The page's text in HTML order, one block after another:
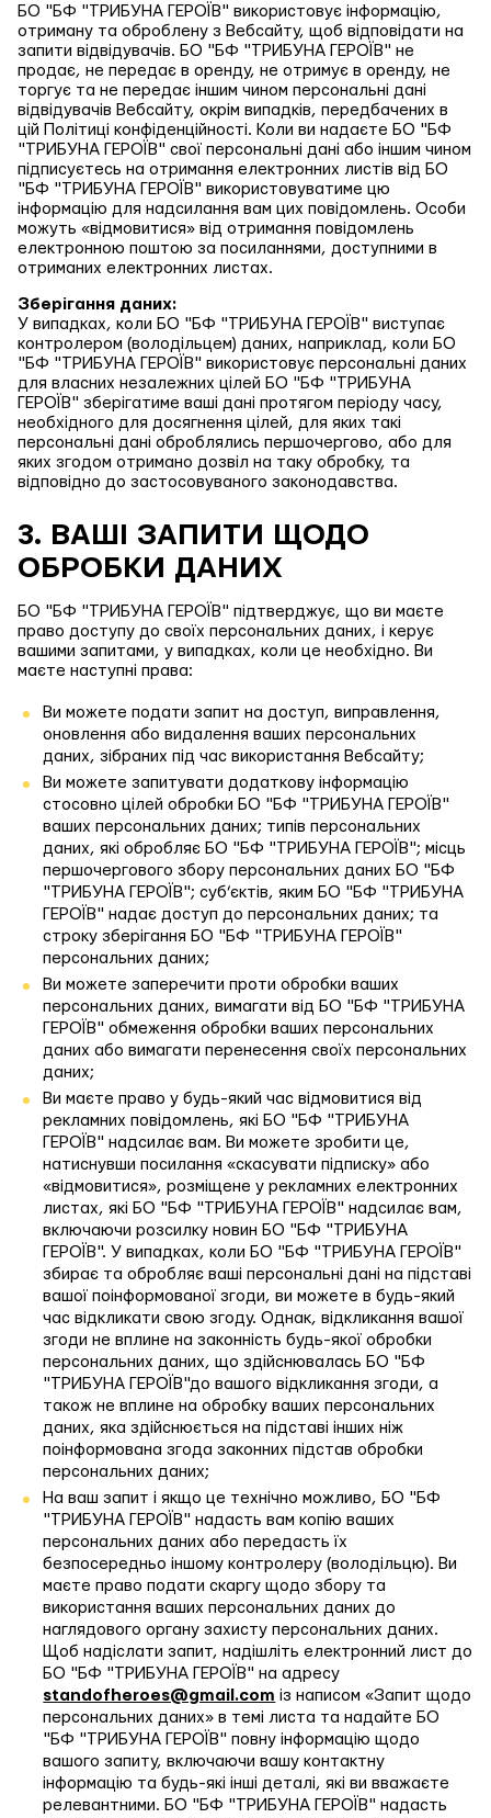
БО "БФ "ТРИБУНА ГЕРОЇВ" використовує інформацію,
отриману та оброблену з Вебсайту, щоб відповідати на
запити відвідувачів. БО "БФ "ТРИБУНА ГЕРОЇВ" не
продає, не передає в оренду, не отримує в оренду, не
торгує та не передає іншим чином персональні дані
відвідувачів Вебсайту, окрім випадків, передбачених в
цій Політиці конфіденційності. Коли ви надаєте БО "БФ
"ТРИБУНА ГЕРОЇВ" свої персональні дані або іншим чином
підписуєтесь на отримання електронних листів від БО
"БФ "ТРИБУНА ГЕРОЇВ" використовуватиме цю
інформацію для надсилання вам цих повідомлень. Особи
можуть «відмовитися» від отримання повідомлень
електронною поштою за посиланнями, доступними в
отриманих електронних листах.
Зберігання даних:
У випадках, коли БО "БФ "ТРИБУНА ГЕРОЇВ" виступає
контролером (володільцем) даних, наприклад, коли БО
"БФ "ТРИБУНА ГЕРОЇВ" використовує персональні даних
для власних незалежних цілей БО "БФ "ТРИБУНА
ГЕРОЇВ" зберігатиме ваші дані протягом періоду часу,
необхідного для досягнення цілей, для яких такі
персональні дані оброблялись першочергово, або для
яких згодом отримано дозвіл на таку обробку, та
відповідно до застосовуваного законодавства.
3. ВАШІ ЗАПИТИ ЩОДО
ОБРОБКИ ДАНИХ
БО "БФ "ТРИБУНА ГЕРОЇВ" підтверджує, що ви маєте
право доступу до своїх персональних даних, і керує
вашими запитами, у випадках, коли це необхідно. Ви
маєте наступні права:
Ви можете подати запит на доступ, виправлення,
оновлення або видалення ваших персональних
даних, зібраних під час використання Вебсайту;
Ви можете запитувати додаткову інформацію
стосовно цілей обробки БО "БФ "ТРИБУНА ГЕРОЇВ"
ваших персональних даних; типів персональних
даних, які обробляє БО "БФ "ТРИБУНА ГЕРОЇВ"; місць
першочергового збору персональних даних БО "БФ
"ТРИБУНА ГЕРОЇВ"; суб’єктів, яким БО "БФ "ТРИБУНА
ГЕРОЇВ" надає доступ до персональних даних; та
строку зберігання БО "БФ "ТРИБУНА ГЕРОЇВ"
персональних даних;
Ви можете заперечити проти обробки ваших
персональних даних, вимагати від БО "БФ "ТРИБУНА
ГЕРОЇВ" обмеження обробки ваших персональних
даних або вимагати перенесення своїх персональних
даних;
Ви маєте право у будь-який час відмовитися від
рекламних повідомлень, які БО "БФ "ТРИБУНА
ГЕРОЇВ" надсилає вам. Ви можете зробити це,
натиснувши посилання «скасувати підписку» або
«відмовитися», розміщене у рекламних електронних
листах, які БО "БФ "ТРИБУНА ГЕРОЇВ" надсилає вам,
включаючи розсилку новин БО "БФ "ТРИБУНА
ГЕРОЇВ". У випадках, коли БО "БФ "ТРИБУНА ГЕРОЇВ"
збирає та обробляє ваші персональні дані на підставі
вашої поінформованої згоди, ви можете в будь-який
час відкликати свою згоду. Однак, відкликання вашої
згоди не вплине на законність будь-якої обробки
персональних даних, що здійснювалась БО "БФ
"ТРИБУНА ГЕРОЇВ"до вашого відкликання згоди, а
також не вплине на обробку ваших персональних
даних, яка здійснюється на підставі інших ніж
поінформована згода законних підстав обробки
персональних даних;
На ваш запит і якщо це технічно можливо, БО "БФ
"ТРИБУНА ГЕРОЇВ" надасть вам копію ваших
персональних даних або передасть їх
безпосередньо іншому контролеру (володільцю). Ви
маєте право подати скаргу щодо збору та
використання ваших персональних даних до
наглядового органу захисту персональних даних.
Щоб надіслати запит, надішліть електронний лист до
БО "БФ "ТРИБУНА ГЕРОЇВ" на адресу
standofheroes@gmail.com із написом «Запит щодо
персональних даних» в темі листа та надайте БО
"БФ "ТРИБУНА ГЕРОЇВ" повну інформацію щодо
вашого запиту, включаючи вашу контактну
інформацію та будь-які інші деталі, які ви вважаєте
релевантними. БО "БФ "ТРИБУНА ГЕРОЇВ" надасть